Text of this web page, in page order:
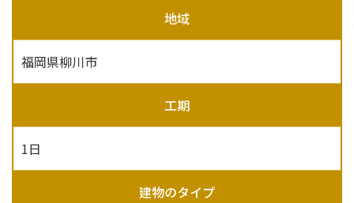
地域
福岡県柳川市
工期
1日
建物のタイプ